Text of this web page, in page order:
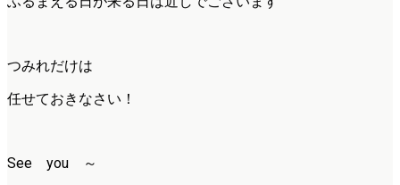
つみれだけは
任せておきなさい！
See you ～